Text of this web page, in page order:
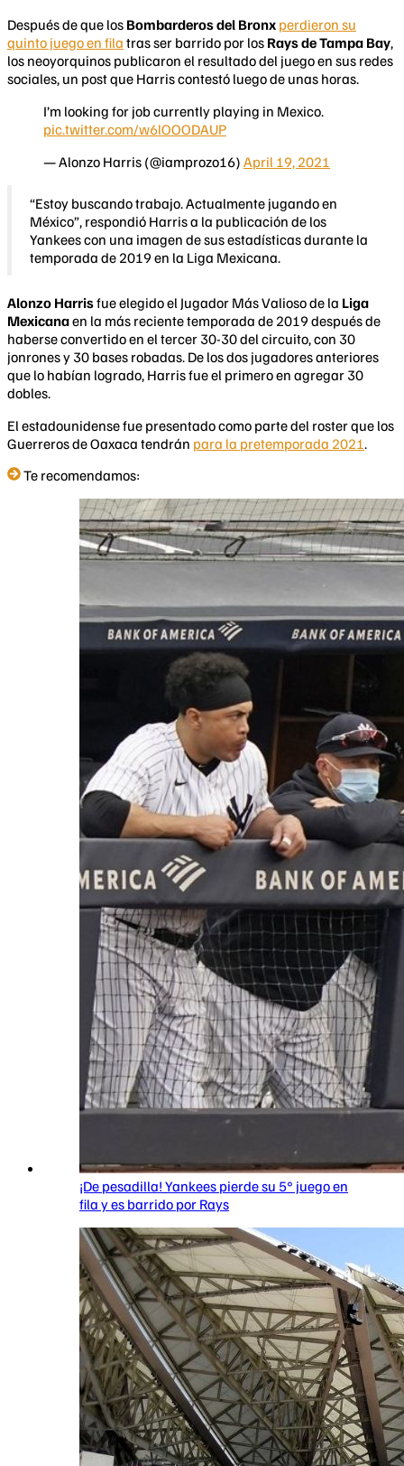
Después de que los Bombarderos del Bronx perdieron su
quinto juego en fila tras ser barrido por los Rays de Tampa Bay,
los neoyorquinos publicaron el resultado del juego en sus redes
sociales, un post que Harris contestó luego de unas horas.
I’m looking for job currently playing in Mexico.
pic.twitter.com/w6lOOODAUP
— Alonzo Harris (@iamprozo16) April 19, 2021
“Estoy buscando trabajo. Actualmente jugando en
México”, respondió Harris a la publicación de los
Yankees con una imagen de sus estadísticas durante la
temporada de 2019 en la Liga Mexicana.
Alonzo Harrisfue elegido el Jugador Más Valioso de la Liga
Mexicanaen la más reciente temporada de 2019 después de
haberse convertido en el tercer 30-30 del circuito, con 30
jonrones y 30 bases robadas. De los dos jugadores anteriores
que lo habían logrado, Harris fue el primero en agregar 30
dobles.
El estadounidense fue presentado como parte del roster que los
Guerreros de Oaxaca tendrán para la pretemporada 2021.
Te recomendamos:
¡De pesadilla! Yankees pierde su 5° juego en
fila y es barrido por Rays